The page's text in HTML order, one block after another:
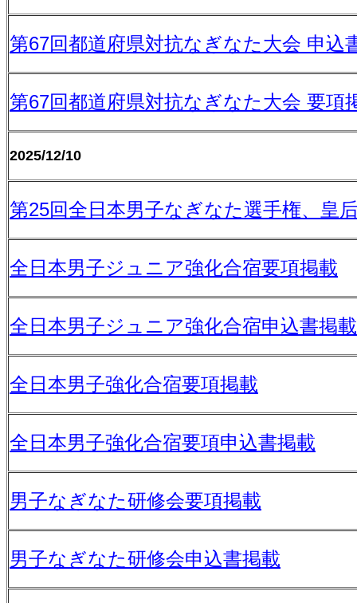
第67回都道府県対抗なぎなた大会 申込
第67回都道府県対抗なぎなた大会 要項
2025/12/10
第25回全日本男子なぎなた選手権、皇
全日本男子ジュニア強化合宿要項掲載
全日本男子ジュニア強化合宿申込書掲載
全日本男子強化合宿要項掲載
全日本男子強化合宿要項申込書掲載
男子なぎなた研修会要項掲載
男子なぎなた研修会申込書掲載